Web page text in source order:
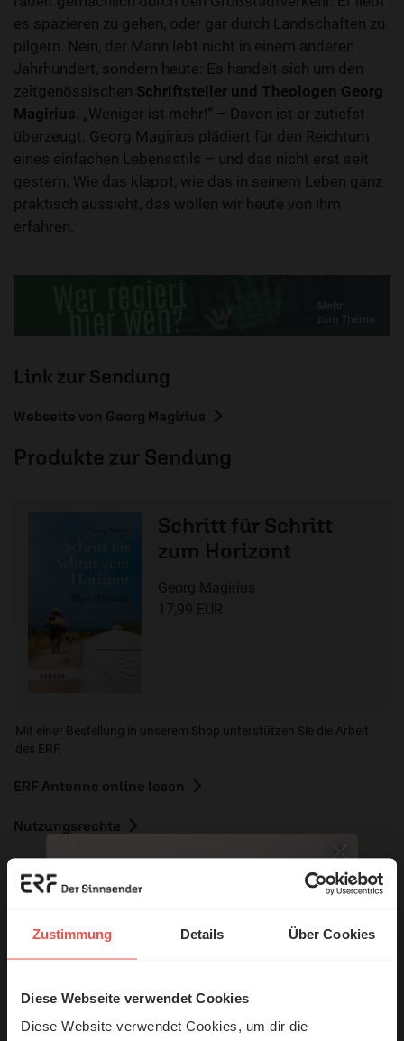
Zustimmung Details Über Cookies
Diese Webseite verwendet Cookies
Diese Website verwendet Cookies, um dir die
es spazieren zu gehen, oder gar durch Landschaften zu
pilgern. Nein, der Mann lebt nicht in einem anderen
Jahrhundert, sondern heute: Es handelt sich um den
zeitgenössischen Schriftsteller und Theologen Georg
Magirius . „Weniger ist mehr!“ – Davon ist er zutiefst
überzeugt. Georg Magirius plädiert für den Reichtum
eines einfachen Lebensstils – und das nicht erst seit
gestern. Wie das klappt, wie das in seinem Leben ganz
praktisch aussieht, das wollen wir heute von ihm
erfahren.
Link zur Sendung
Webseite von Georg Magirius
Produkte zur Sendung
Schritt für Schritt
zum Horizont
Georg Magirius
17,99 EUR
Mit einer Bestellung in unserem Shop unterstützen Sie die Arbeit
des ERF.
ERF Antenne online lesen
Nutzungsrechte
Ihr Kommentar
Name:
© Ruth Schneider / ERF